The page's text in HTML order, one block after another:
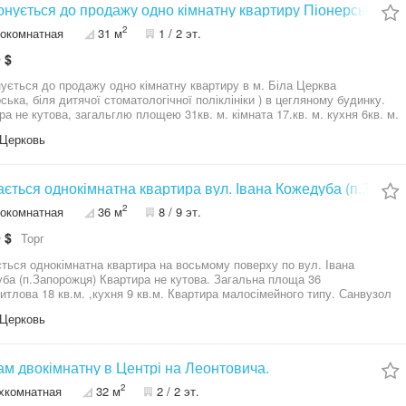
послуг з питань, пов'язаних з нерухомістю. Безкоштовно
заявки від продавців і орендодавців. Гарантуємо об'єктивну оцінку,
компанію і юридичну підтримку. Юридичний супровід угод до
вручення правовстановлюючих документів, перевірка нерухомості на
арештів, обтяжень, и.т.п.
до продажу одно кімнатну квартиру Піонерська
31 м2 1 / 2 эт.
$
до продажу одно кімнатну квартиру в м. Біла Церква
біля дитячої стоматологічної поліклініки ) в цегляному будинку.
не кутова, загальглю площею 31кв. м. кімната 17.кв. м. кухня 6кв. м.
школа, садок, АТБ, Сільпо, Базар, Торговий центр. річка, парк
зареєстроване підприємство з постійною адресою, кваліфікованим
та досвідом роботи, надає повний перелік послуг з питань,
з нерухомістю. Безкоштовно приймаємо заявки від продавців і
Гарантуємо об'єктивну оцінку, якісну рекламну компанію та
підтримку. Юридичний супровід угод до моменту вручення
документів, перевірка нерухомості на наявність арештів,
і.т.п. З повагою агенство нерухомості "ЄвроДім"
однокімнатна квартира вул. Івана Кожедуба
36 м2 8 / 9 эт.
$ Торг
однокімнатна квартира на восьмому поверху по вул. Івана
(п.Запорожця) Квартира не кутова. Загальна площа 36
18 кв.м. ,кухня 9 кв.м. Квартира малосімейного типу. Санвузол
столярка,сантехника,вхідні двері. Можливий продаж з усіма
двокімнатну в Центрі на Леонтовича.
32 м2 2 / 2 эт.